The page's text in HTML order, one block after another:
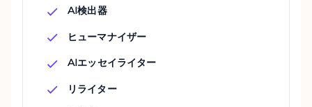
AI検出器
ヒューマナイザー
AIエッセイライター
リライター